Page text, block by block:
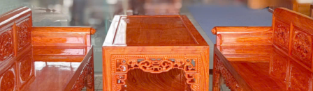
Thêm
vào
mục
Yêu
thích